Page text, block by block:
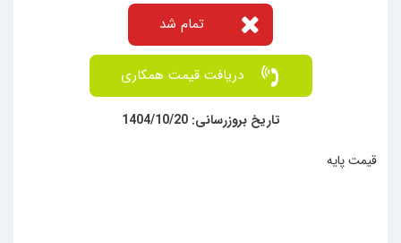
قیمت پایه
تاریخ بروزرسانی: 1404/10/20
تمام شد
دریافت قیمت همکاری